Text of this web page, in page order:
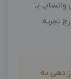
واتساپ یا
تجربه
دهی به